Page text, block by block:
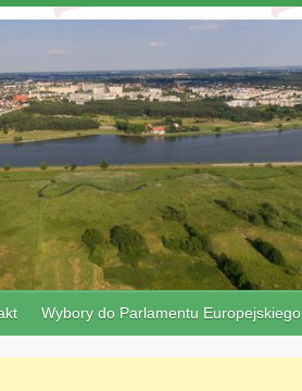
Wybory do Parlamentu Europejskiego